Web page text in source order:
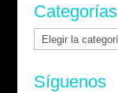
Categorías
Categorías
Síguenos